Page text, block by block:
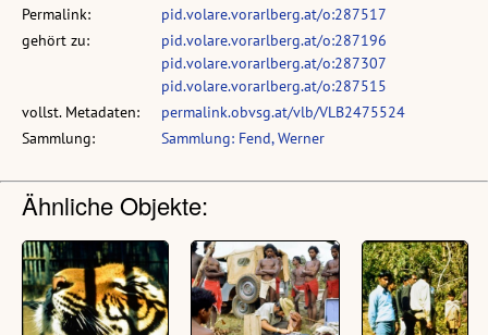
Permalink:
pid.volare.vorarlberg.at/o:287517
gehört zu:
pid.volare.vorarlberg.at/o:287196
pid.volare.vorarlberg.at/o:287307
pid.volare.vorarlberg.at/o:287515
vollst. Metadaten:
permalink.obvsg.at/vlb/VLB2475524
Sammlung:
Sammlung: Fend, Werner
Ähnliche Objekte: